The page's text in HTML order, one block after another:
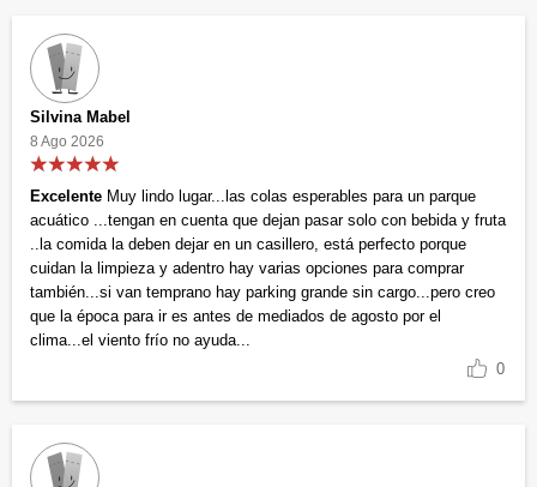
Silvina Mabel
8 Ago 2026
Excelente Muy lindo lugar...las colas esperables para un parque
acuático ...tengan en cuenta que dejan pasar solo con bebida y fruta
..la comida la deben dejar en un casillero, está perfecto porque
cuidan la limpieza y adentro hay varias opciones para comprar
también...si van temprano hay parking grande sin cargo...pero creo
que la época para ir es antes de mediados de agosto por el
clima...el viento frío no ayuda...
0